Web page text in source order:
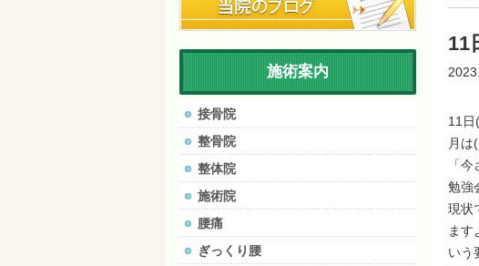
11
11日
月は
「
勉強
現状
ます
いう
施術案内
接骨院
整骨院
整体院
施術院
腰痛
ぎっくり腰